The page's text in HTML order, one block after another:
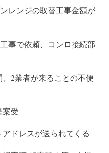
レンジの取替工事金額が
事で依頼、コンロ接続部
2業者が来ることの不便
案受
ドレスが送られてくる